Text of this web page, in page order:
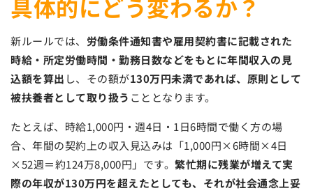
具体的にどう変わるか？
新ルールでは、 労働条件通知書や雇用契約書に記載された
時給・所定労働時間・勤務日数などをもとに年間収入の見
込額を算出 し、その額が130万円未満であれば、原則として
被扶養者として取り扱う こととなります。
たとえば、時給1,000円・週4日・1日6時間で働く方の場
合、年間の契約上の収入見込みは「1,000円×6時間×4日
×52週＝約124万8,000円」です。 繁忙期に残業が増えて実
際の年収が130万円を超えたとしても、それが社会通念上妥